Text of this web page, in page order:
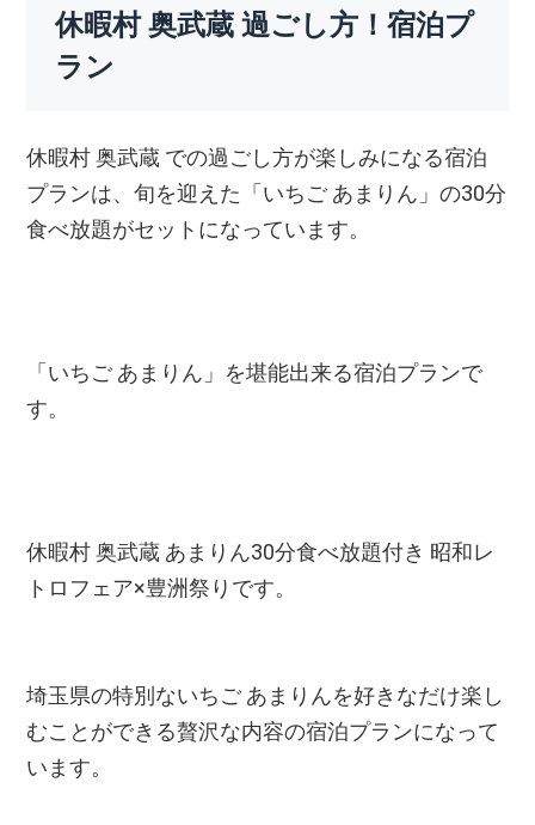
休暇村 奥武蔵 過ごし方！宿泊プ
ラン
休暇村 奥武蔵 での過ごし方が楽しみになる宿泊
プランは、旬を迎えた「いちご あまりん」の30分
食べ放題がセットになっています。
「いちご あまりん」を堪能出来る宿泊プランで
す。
休暇村 奥武蔵 あまりん30分食べ放題付き 昭和レ
トロフェア×豊洲祭りです。
埼玉県の特別ないちご あまりんを好きなだけ楽し
むことができる贅沢な内容の宿泊プランになって
います。